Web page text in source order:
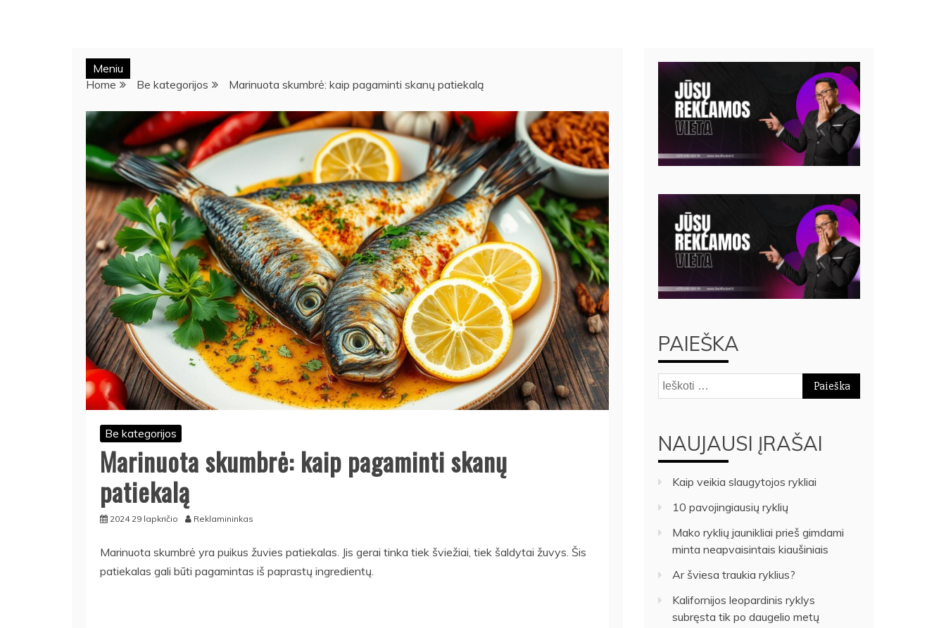
Meniu
Home
Be kategorijos Marinuota skumbrė: kaip pagaminti skanų patiekalą
Be kategorijos
Marinuota skumbrė: kaip pagaminti skanų
patiekalą
2024 29 lapkričio Reklamininkas
Marinuota skumbrė yra puikus žuvies patiekalas. Jis gerai tinka tiek šviežiai, tiek šaldytai žuvys. Šis
patiekalas gali būti pagamintas iš paprastų ingredientų.
PAIEŠKA
Ieškoti:
NAUJAUSI ĮRAŠAI
Kaip veikia slaugytojos rykliai
10 pavojingiausių ryklių
Mako ryklių jaunikliai prieš gimdami
minta neapvaisintais kiaušiniais
Ar šviesa traukia ryklius?
Kalifornijos leopardinis ryklys
subręsta tik po daugelio metų